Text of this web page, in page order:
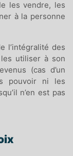
les vendre, les
à la personne
l’intégralité des
utiliser à son
(cas d’un
pouvoir ni les
n’en est pas